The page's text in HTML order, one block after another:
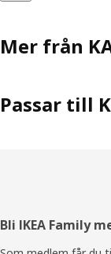
Mer från
Passar till
Sidfot
Bli IKEA Family